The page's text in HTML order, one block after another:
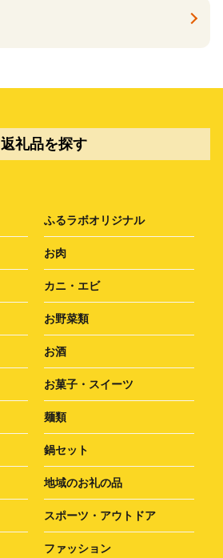
返礼品を探す
ふるラボオリジナル
お肉
カニ・エビ
お野菜類
お酒
お菓子・スイーツ
麺類
鍋セット
地域のお礼の品
スポーツ・アウトドア
ファッション